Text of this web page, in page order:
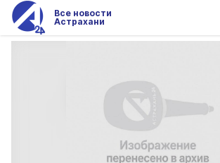
Все новости
Астрахани